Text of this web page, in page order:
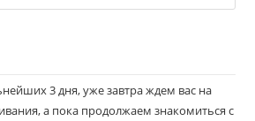
3 дня, уже завтра ждем вас на
а пока продолжаем знакомиться с